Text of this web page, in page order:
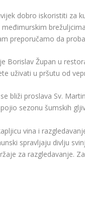
dobro iskoristiti za
međimurskim
preporučamo da
Borislav Župan u
uživati u pršutu od
bliži proslava Sv.
sezonu šumskih
vina i
spravljaju divlju
za razgledavanje.